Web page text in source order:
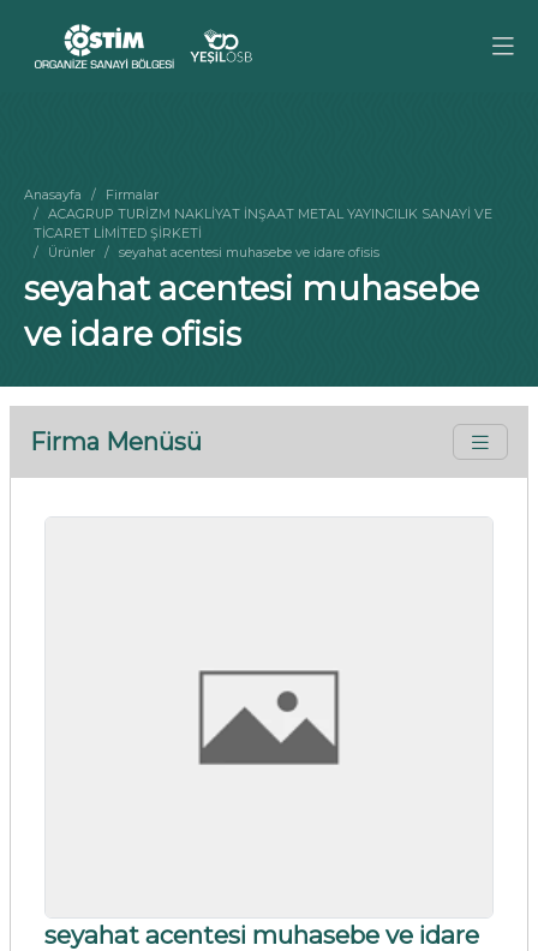
Anasayfa
Firmalar
ACAGRUP TURİZM NAKLİYAT İNŞAAT METAL YAYINCILIK SANAYİ VE
TİCARET LİMİTED ŞİRKETİ
Ürünler
seyahat acentesi muhasebe ve idare ofisis
seyahat acentesi muhasebe
ve idare ofisis
Firma Menüsü
seyahat acentesi muhasebe ve idare